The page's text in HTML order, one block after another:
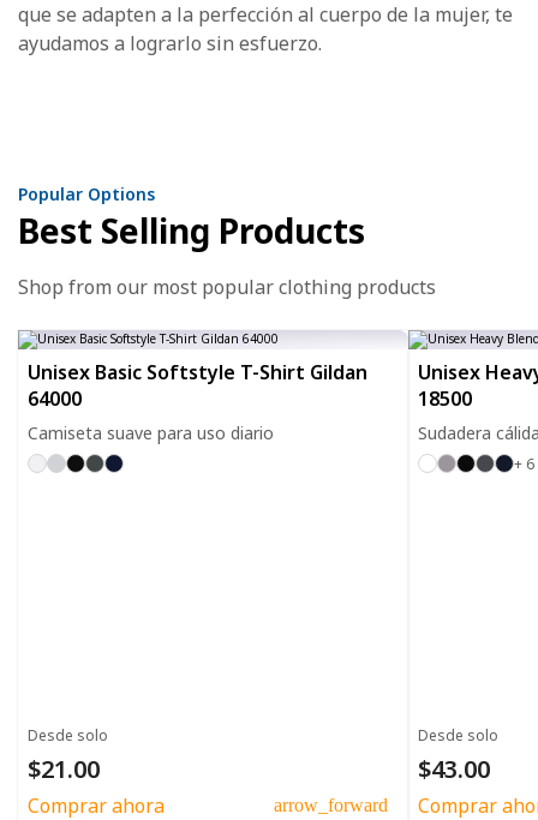
que se adapten a la perfección al cuerpo de la mujer, te
ayudamos a lograrlo sin esfuerzo.
Popular Options
Best Selling Products
Shop from our most popular clothing products
Unisex Basic Softstyle T-Shirt Gildan
64000
Camiseta suave para uso diario
Desde solo
$21.00
Comprar ahora arrow_forward
Unisex
18500
Sudadera
+ 6
Desde solo
$43.00
Comprar